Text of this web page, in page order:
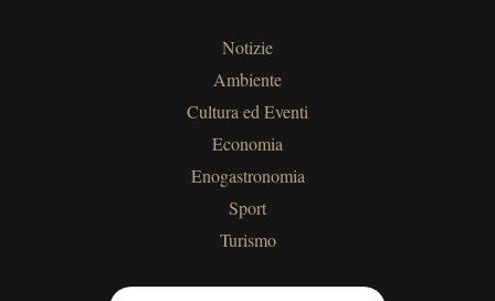
Notizie
Ambiente
Cultura ed Eventi
Economia
Enogastronomia
Sport
Turismo